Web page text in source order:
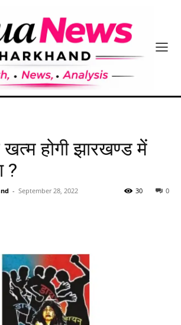
होगी झारखण्ड में
?
- September 28, 2022 0
30